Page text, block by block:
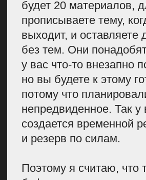
Приоритизация
материалов
Я говорю не с точки зрения задач
по маркетингу, кейсам и так далее,
а в ракурсе производственных
процессов над контентом.
Например, мы всегда
распределяем статьи
и внутренние. Внешние всегда
материалы больше по времени,
чем внутренние. Это тоже важно